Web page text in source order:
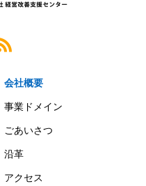
会社概要
事業ドメイン
ごあいさつ
沿革
アクセス